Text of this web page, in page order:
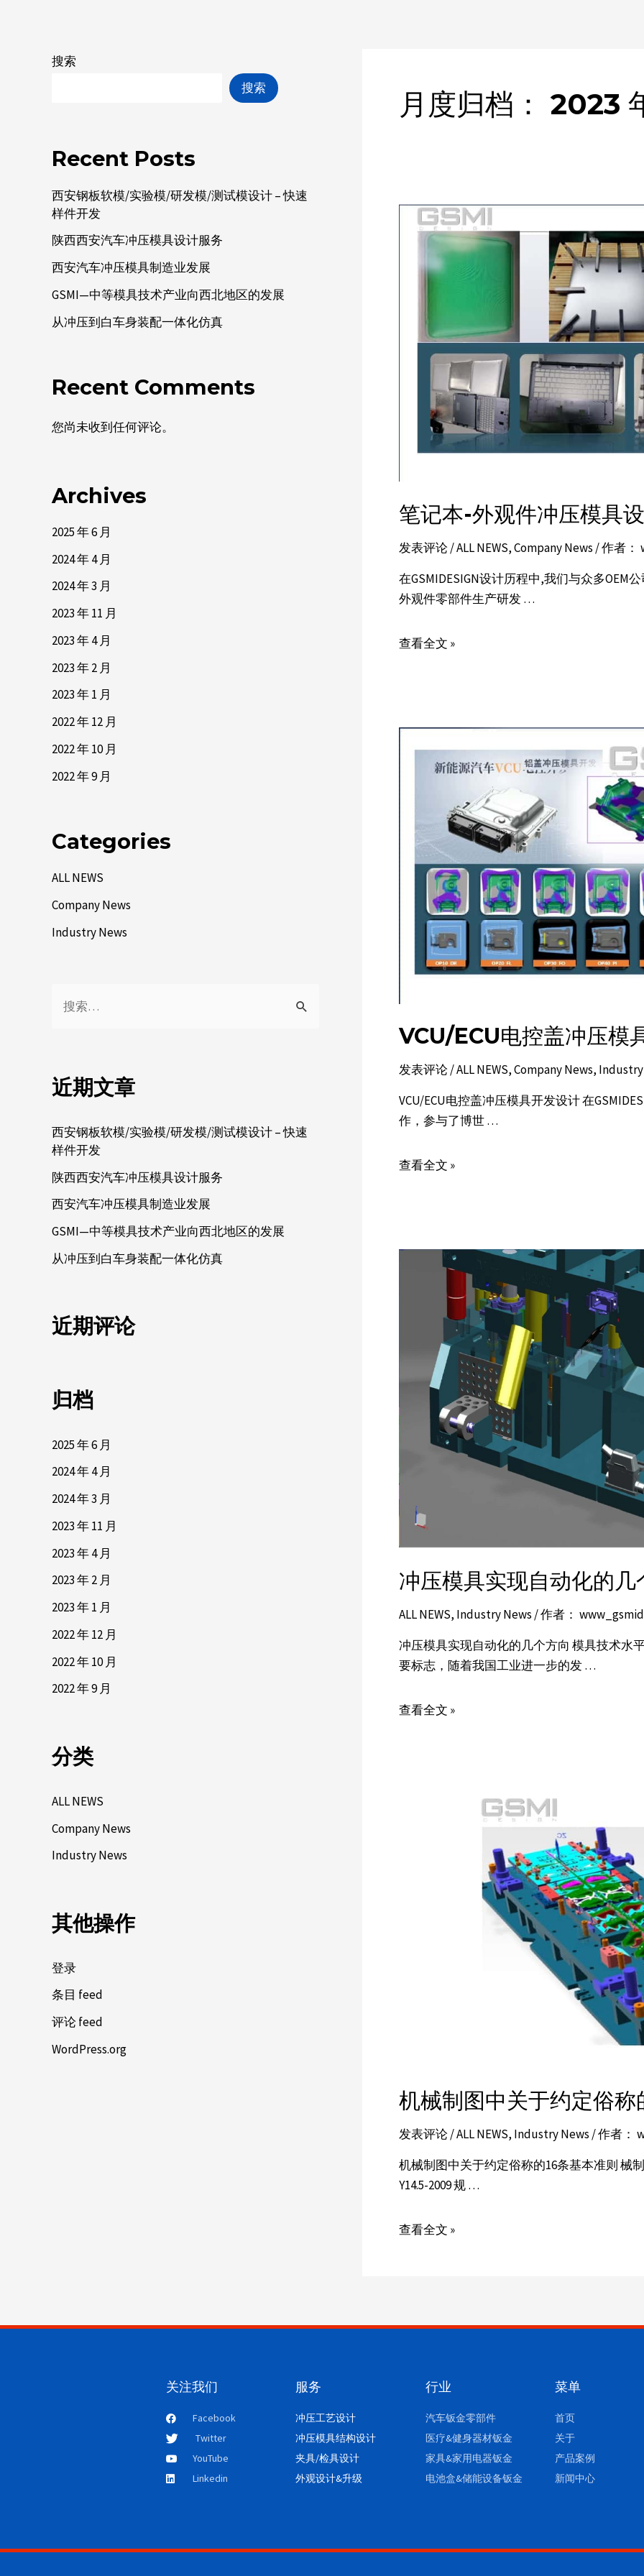
搜索
搜索
Recent Posts
西安钢板软模/实验模/研发模/测试模设计 – 快速
样件开发
陕西西安汽车冲压模具设计服务
西安汽车冲压模具制造业发展
GSMI—中等模具技术产业向西北地区的发展
从冲压到白车身装配一体化仿真
Recent Comments
您尚未收到任何评论。
Archives
2025 年 6 月
2024 年 4 月
2024 年 3 月
2023 年 11 月
2023 年 4 月
2023 年 2 月
2023 年 1 月
2022 年 12 月
2022 年 10 月
2022 年 9 月
Categories
ALL NEWS
Company News
Industry News
近期文章
西安钢板软模/实验模/研发模/测试模设计 – 快速
样件开发
陕西西安汽车冲压模具设计服务
西安汽车冲压模具制造业发展
GSMI—中等模具技术产业向西北地区的发展
从冲压到白车身装配一体化仿真
近期评论
归档
2025 年 6 月
2024 年 4 月
2024 年 3 月
2023 年 11 月
2023 年 4 月
2023 年 2 月
2023 年 1 月
2022 年 12 月
2022 年 10 月
2022 年 9 月
分类
ALL NEWS
Company News
Industry News
其他操作
登录
条目 feed
评论 feed
WordPress.org
月度归档： 2023
笔记本-外观件冲压模具
发表评论 /ALL NEWS,Company News / 作者：
在GSMIDESIGN设计历程中,我们与众多
外观件零部件生产研发 …
查看全文 »
VCU/ECU电控盖冲压模
发表评论 /ALL NEWS,Company News,
VCU/ECU电控盖冲压模具开发设计 在
作，参与了博世 …
查看全文 »
冲压模具实现自动化的几
ALL NEWS, Industry News / 作者：
冲压模具实现自动化的几个方向 模具技术水
要标志，随着我国工业进一步的发 …
查看全文 »
机械制图中关于约定俗称
发表评论 /ALL NEWS, Industry News / 作者：
机械制图中关于约定俗称的16条基本准则 械
Y14.5-2009 规 …
查看全文 »
关注我们
Facebook
Twitter
YouTube
Linkedin
服务
冲压工艺设计
冲压模具结构设计
夹具/检具设计
外观设计&升级
行业
汽车钣金零部件
医疗&健身器材钣金
家具&家用电器钣金
电池盒&储能设备钣金
菜单
首页
关于
产品案例
新闻中心